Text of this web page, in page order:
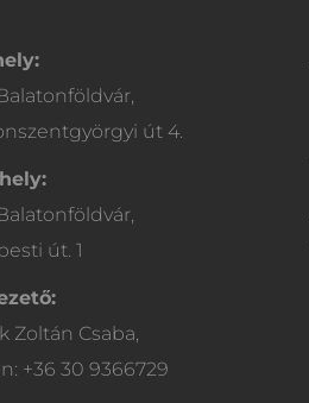
út 4.
út. 1
Zoltán Csaba,
+36 30 9366729